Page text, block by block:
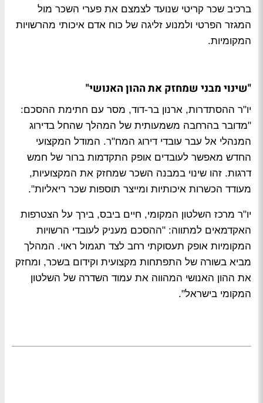
ברכיב שכר קריטי שנועד לצמצם את פערי השכר מול
המגזר הפרטי ולמנוע זליגה של כוח אדם איכותי מהרשויות
המקומיות.
"שינוי מבני שמחזק את ההון האנושי"
יו"ר ההסתדרות, ארנון בר-דוד, מסר עם חתימת ההסכם:
"מדובר בהרחבה משמעותית של המהלך שהחל בדירוג
המנהלי אל עבר עובדי דירוג המח"ר. המודל המקצועי
החדש מאפשר לעובדים אופק התקדמות ברור של חמש
דרגות. זהו שינוי במבנה השכר שמחזק את המקצועיות,
מעודד הכשרות איכותיות ומייצר תוספות שכר ריאליות".
יו"ר מרכז השלטון המקומי, חיים ביבס, בירך על הצטרפות
האקדמאים למתווה: "ההסכם מעניק לעובדי הרשויות
המקומיות אופק תעסוקתי רחב לצד תגמול ראוי. המהלך
מביא בשורה של התפתחות מקצועית וקידום בשכר, ומחזק
את ההון האנושי המהווה את עמוד השדרה של השלטון
המקומי בישראל".